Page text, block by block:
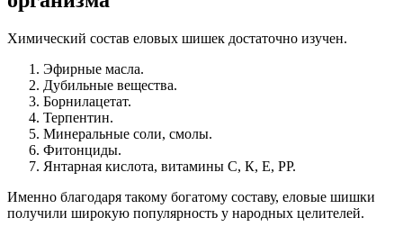
Химический состав еловых шишек достаточно изучен.
Эфирные масла.
Дубильные вещества.
Борнилацетат.
Терпентин.
Минеральные соли, смолы.
Фитонциды.
Янтарная кислота, витамины С, К, Е, РР.
Именно благодаря такому богатому составу, еловые шишки
получили широкую популярность у народных целителей.